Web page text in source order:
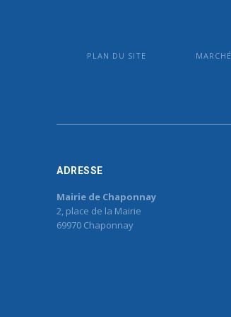
PLAN DU SITE
ADRESSE
Mairie de Chaponnay
2, place de la Mairie
69970 Chaponnay